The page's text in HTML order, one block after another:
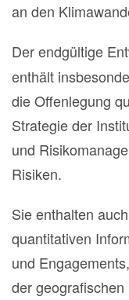
an den
Der endgültige
enthält
die Offenlegung
Strategie der
und
Risiken.
Sie enthalten
quantitativen
und
der